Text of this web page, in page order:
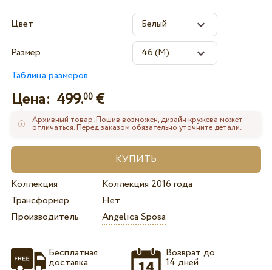
Цвет
Размер
Таблица размеров
Цена: 499.00€
Архивный товар. Пошив возможен, дизайн кружева может
отличаться. Перед заказом обязательно уточните детали.
Коллекция
Коллекция 2016 года
Трансформер
Нет
Производитель
Angelica Sposa
Бесплатная
доставка
Возврат до
14 дней